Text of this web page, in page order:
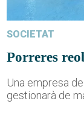
SOCIETAT
Porreres
Una empresa
gestionarà de